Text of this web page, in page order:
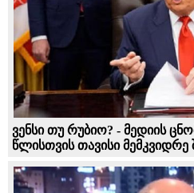
ვენსი თუ რუბიო? - მედიის
წლისთვის თავისი მემკვიდრე